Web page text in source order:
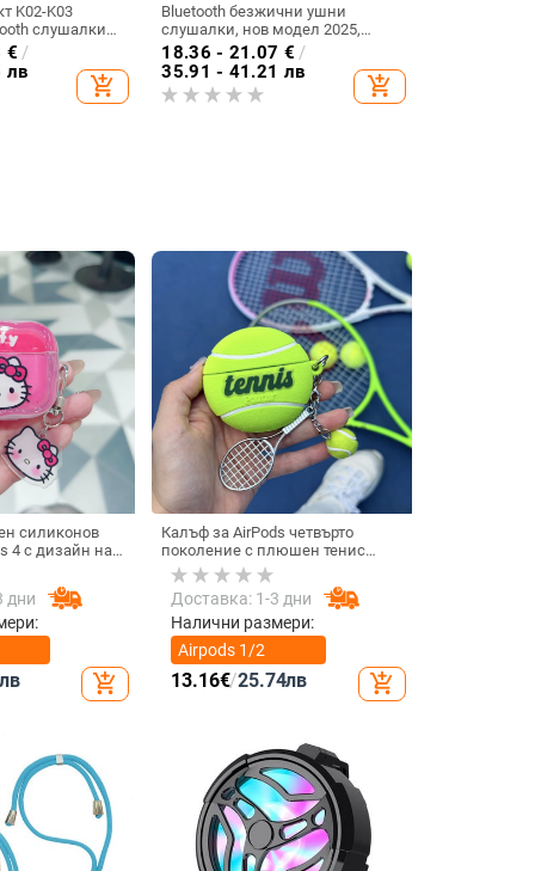
K02-K03
слушалки
уши
M76 Експорт
€ /
лв
add_shopping_cart
Bluetooth безжични ушни
слушалки, нов модел 2025,
шумопотискане и
висококачествен звук
18.36 - 21.07 € /
35.91 - 41.21 лв
add_shopping_cart
силиконов
4 с дизайн на
дни
add_shopping_cart
Калъф за AirPods четвърто
поколение с плюшен тенис
мотив, силиконов 3D дизайн,
съвместим с AirPods 3 и Pro 2
Доставка: 1-3 дни
Налични размери:
Airpods 1/2
поколение
13.16€/25.74лв add_shopping_cart